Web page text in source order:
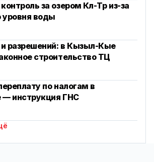
за озером Көл-Төр из-за
воды
и разрешений: в Кызыл-Кые
строительство ТЦ
по налогам в
— инструкция ГНС